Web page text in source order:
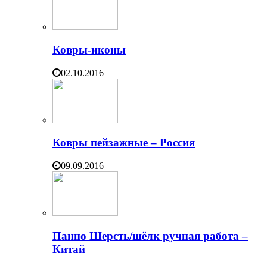
Ковры-иконы
02.10.2016
Ковры пейзажные – Россия
09.09.2016
Панно Шерсть/шёлк ручная работа –
Китай